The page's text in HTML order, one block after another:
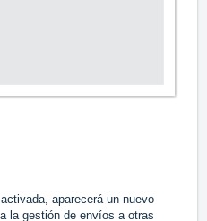
aparecerá un nuevo
la gestión de envíos a otras